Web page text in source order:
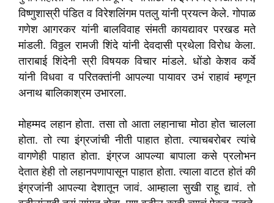
विष्णुशास्री पंडित व विरेशलिंगम पतलु यांनी प्रयत्न केले. गोपाळ
गणेश आगरकर यांनी बालविवाह संमती कायद्यावर परखड मते
मांडली. विठ्ठल रामजी शिंदे यांनी देवदासी प्रथेला विरोध केला.
ताराबाई शिंदेनी स्री विषयक विचार मांडले. धोंडो केशव कर्वे
यांनी विधवा व परितक्तांनी आपल्या पायावर उभं राहावं म्हणून
अनाथ बालिकाश्रम उभारला.
मोहम्मद लहान होता. तसा तो आता लहानाचा मोठा होत चालला
होता. तो त्या इंग्रजांची नीती पाहात होता. त्याचबरोबर त्यांचे
वागणेही पाहात होता. इंग्रज आपल्या बापाला कसे प्रलोभन
देतात हेही तो लहानपणापासून पाहात होता. त्याला वाटत होतं की
इंग्रजांनी आपल्या देशातून जावं. आम्हाला सुखी राहू द्यावं. तो